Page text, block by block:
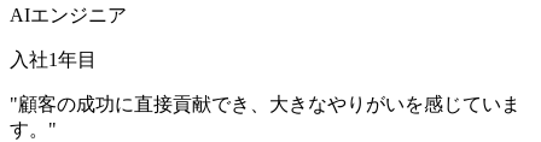
AIエンジニア
入社1年目
"顧客の成功に直接貢献でき、大きなやりがいを感じていま
す。"